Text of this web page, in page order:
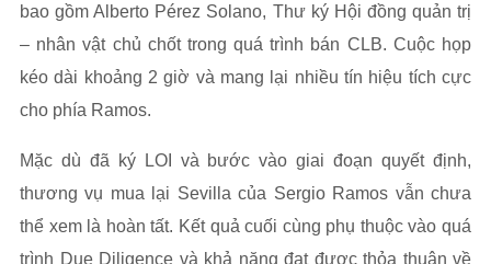
bao gồm Alberto Pérez Solano, Thư ký Hội đồng quản trị
– nhân vật chủ chốt trong quá trình bán CLB. Cuộc họp
kéo dài khoảng 2 giờ và mang lại nhiều tín hiệu tích cực
cho phía Ramos.
Mặc dù đã ký LOI và bước vào giai đoạn quyết định,
thương vụ mua lại Sevilla của Sergio Ramos vẫn chưa
thể xem là hoàn tất. Kết quả cuối cùng phụ thuộc vào quá
trình Due Diligence và khả năng đạt được thỏa thuận về